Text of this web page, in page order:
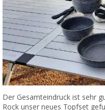
Der Gesamteindruck ist sehr
Rock unser neues Topfset